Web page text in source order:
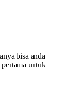
bisa anda
untuk